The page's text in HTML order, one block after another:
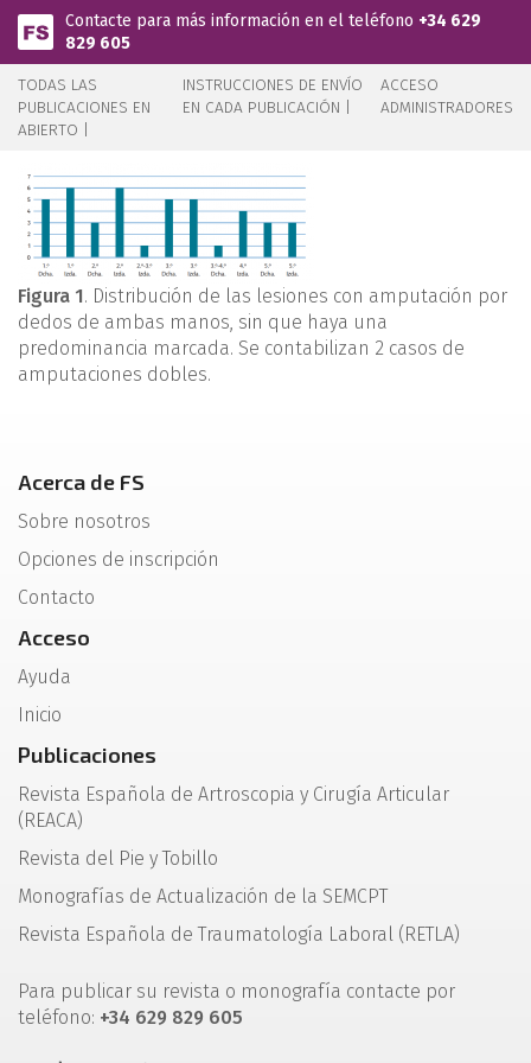
Pasar al contenido principal
Contacte para más información en el teléfono +34 629
829 605
TODAS LAS
PUBLICACIONES EN
ABIERTO |
INSTRUCCIONES DE ENVÍO
EN CADA PUBLICACIÓN |
ACCESO
ADMINISTRADORES
Figura 1. Distribución de las lesiones con amputación por
dedos de ambas manos, sin que haya una
predominancia marcada. Se contabilizan 2 casos de
amputaciones dobles.
Acerca de FS
Sobre nosotros
Opciones de inscripción
Contacto
Acceso
Ayuda
Inicio
Publicaciones
Revista Española de Artroscopia y Cirugía Articular
(REACA)
Revista del Pie y Tobillo
Monografías de Actualización de la SEMCPT
Revista Española de Traumatología Laboral (RETLA)
Para publicar su revista o monografía contacte por
teléfono: +34 629 829 605